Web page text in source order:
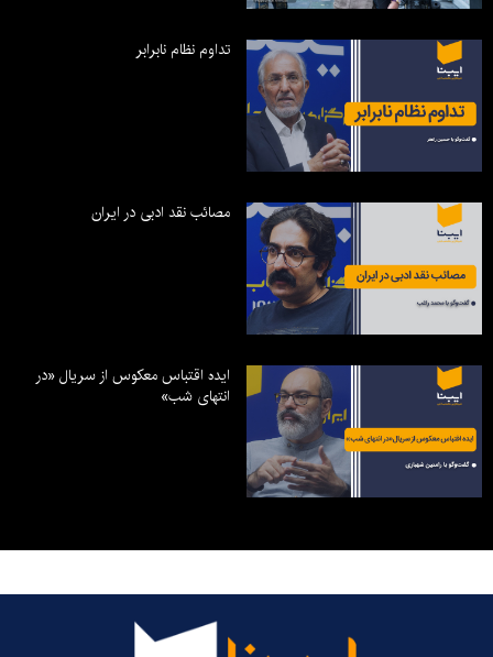
تداوم نظام نابرابر
مصائب نقد ادبی در ایران
ایده اقتباس معکوس از سریال «در
انتهای شب»